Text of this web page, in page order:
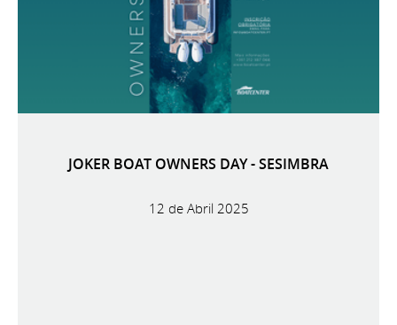
JOKER BOAT OWNERS DAY - SESIMBRA
12 de Abril 2025